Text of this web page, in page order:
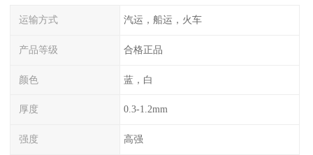
运输方式 汽运，船运，火车
产品等级 合格正品
颜色 蓝，白
厚度 0.3-1.2mm
强度 高强